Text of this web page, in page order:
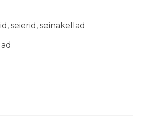
seierid, seinakellad